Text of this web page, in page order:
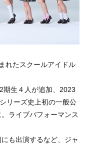
れたスクールアイドル
期⽣４⼈が追加、2023
リーズ史上初の⼀般公
ライブパフォーマンス
も出演するなど、ジャ